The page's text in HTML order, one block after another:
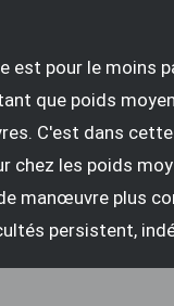
est pour le moins
que poids
C'est dans
chez les poids
manœuvre plus
persistent,